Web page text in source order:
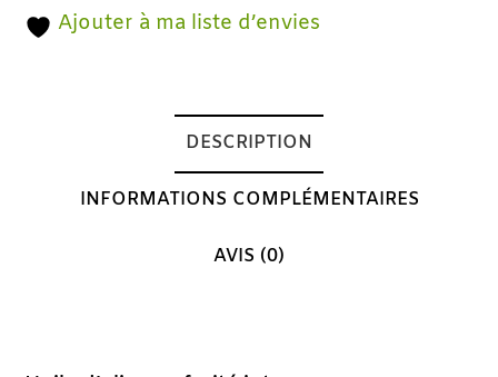
Ajouter à ma liste d’envies
DESCRIPTION
INFORMATIONS COMPLÉMENTAIRES
AVIS (0)